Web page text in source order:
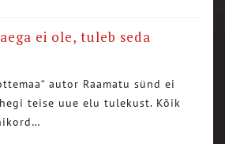
ei ole, tuleb seda
autor Raamatu sünd ei
teise uue elu tulekust. Kõik